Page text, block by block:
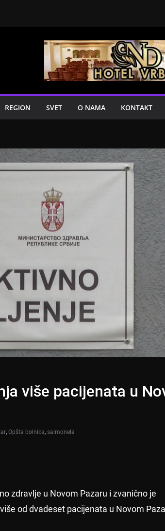
REGION SVET O NAMA KONTAKT
više pacijenata u
, Opšta bolnica, salmonela
zdravlje u Novom Pazaru i zvanično je
od dvadeset pacijenata u Novom